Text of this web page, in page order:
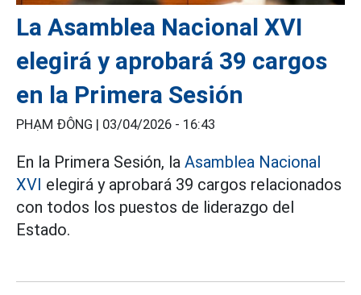
La Asamblea Nacional XVI
elegirá y aprobará 39 cargos
en la Primera Sesión
PHẠM ĐÔNG | 03/04/2026 - 16:43
En la Primera Sesión, la Asamblea Nacional
XVI elegirá y aprobará 39 cargos relacionados
con todos los puestos de liderazgo del
Estado.